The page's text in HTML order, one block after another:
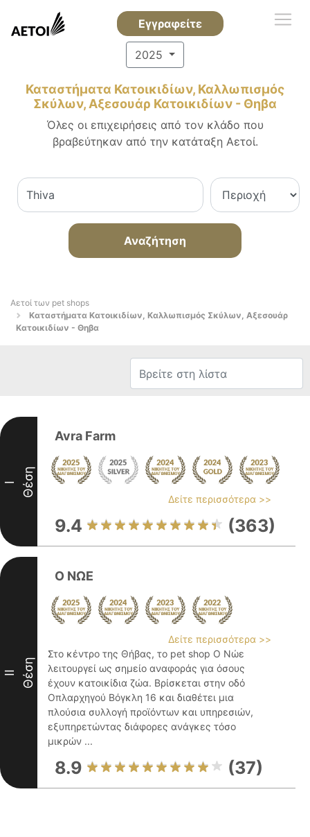
Εγγραφείτε
2025
Καταστήματα Κατοικιδίων, Καλλωπισμός
Σκύλων, Αξεσουάρ Κατοικιδίων - Θηβα
Όλες οι επιχειρήσεις από τον κλάδο που
βραβεύτηκαν από την κατάταξη Αετοί.
Αναζήτηση
Αετοί των pet shops
Καταστήματα Κατοικιδίων, Καλλωπισμός Σκύλων, Αξεσουάρ
Κατοικιδίων - Θηβα
I Θέση
Avra Farm
Δείτε περισσότερα >>
9.4 (363)
II Θέση
Ο ΝΩΕ
Δείτε περισσότερα >>
Στο κέντρο της Θήβας, το pet shop Ο Νώε
λειτουργεί ως σημείο αναφοράς για όσους
έχουν κατοικίδια ζώα. Βρίσκεται στην οδό
Οπλαρχηγού Βόγκλη 16 και διαθέτει μια
πλούσια συλλογή προϊόντων και υπηρεσιών,
εξυπηρετώντας διάφορες ανάγκες τόσο
μικρών ...
8.9 (37)